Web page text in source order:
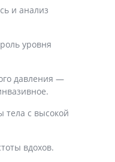
и анализ
уровня
давления —
тела с высокой
вдохов.